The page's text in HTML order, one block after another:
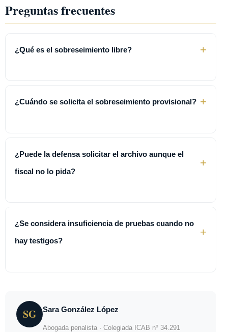
Preguntas frecuentes
¿Qué es el sobreseimiento libre? +
¿Cuándo se solicita el sobreseimiento provisional? +
¿Puede la defensa solicitar el archivo aunque el
fiscal no lo pida?
+
¿Se considera insuficiencia de pruebas cuando no
hay testigos?
+
SG Sara González López
Abogada penalista · Colegiada ICAB nº 34.291